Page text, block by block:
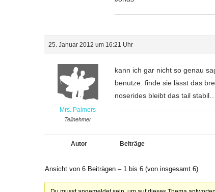
25. Januar 2012 um 16:21 Uhr
Mrs. Palmers
Teilnehmer
kann ich gar nicht so genau
benutze. finde sie lässt das
noserides bleibt das tail stabil…
Autor Beiträge
Ansicht von 6 Beiträgen – 1 bis 6 (von insgesamt 6)